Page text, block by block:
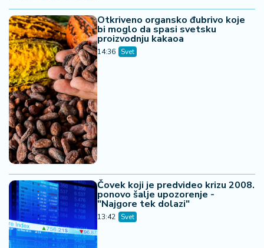
Otkriveno organsko đubrivo koje
bi moglo da spasi svetsku
proizvodnju kakaoa
14:36 Svet
Čovek koji je predvideo krizu 2008.
ponovo šalje upozorenje -
"Najgore tek dolazi"
13:42 Svet